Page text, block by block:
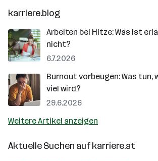
karriere.blog
Arbeiten bei Hitze: Was ist
nicht?
6.7.2026
Burnout vorbeugen: Was tun,
viel wird?
29.6.2026
Weitere Artikel anzeigen
Aktuelle Suchen aufkarriere.at